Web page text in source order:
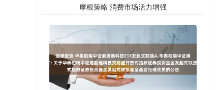
摩根策略 消费市场活力增强